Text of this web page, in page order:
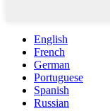
English
French
German
Portuguese
Spanish
Russian